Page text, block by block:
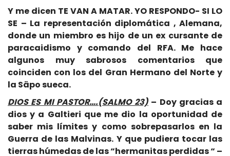
Y me dicen TE VAN A MATAR. YO RESPONDO- SI LO
SE – La representación diplomática , Alemana,
donde un miembro es hijo de un ex cursante de
paracaidismo y comando del RFA. Me hace
algunos muy sabrosos comentarios que
coinciden con los del Gran Hermano del Norte y
la Säpo sueca.
DIOS ES MI PASTOR….(SALMO 23) – Doy gracias a
dios y a Galtieri que me dio la oportunidad de
saber mis límites y como sobrepasarlos en la
Guerra de las Malvinas. Y que pudiera tocar las
tierras húmedas de las “hermanitas perdidas “ –